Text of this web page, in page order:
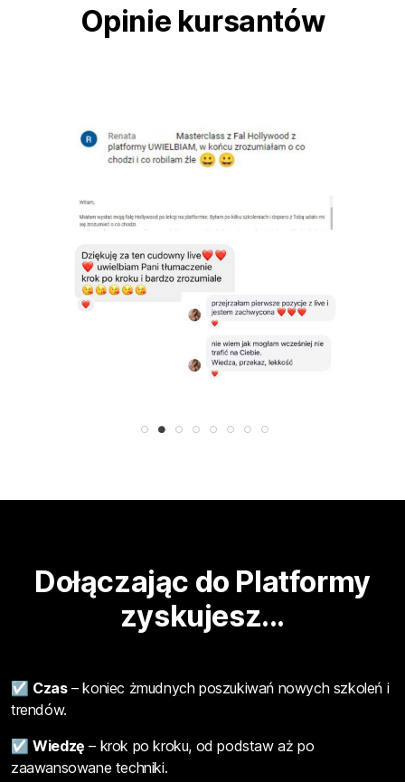
Opinie kursantów
Dołączając do Platformy
zyskujesz...
☑ Czas– koniec żmudnych poszukiwań nowych szkoleń i
trendów.
☑Wiedzę – krok po kroku, od podstaw aż po
zaawansowane techniki.